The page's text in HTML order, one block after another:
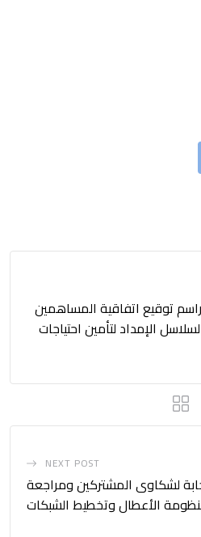
توقيع اتفاقية المساهمين
الإمداد لتأمين احتياجات
NEXT POST
لشكاوى المشتركين ومراجعة
الأعطال وتخطيط الشبكات